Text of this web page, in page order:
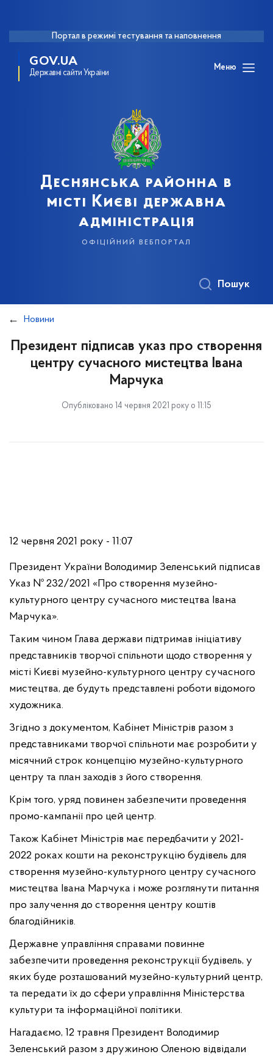
Портал в режимі тестування та наповнення
GOV.UA
Державні сайти України
Меню
Деснянська районна в
місті Києві державна
адміністрація
офіційний вебпортал
Пошук
Новини
Президент підписав указ про створення
центру сучасного мистецтва Івана
Марчука
Опубліковано 14 червня 2021 року о 11:15
12 червня 2021 року - 11:07
Президент України Володимир Зеленський підписав
Указ № 232/2021 «Про створення музейно-
культурного центру сучасного мистецтва Івана
Марчука».
Таким чином Глава держави підтримав ініціативу
представників творчої спільноти щодо створення у
місті Києві музейно-культурного центру сучасного
мистецтва, де будуть представлені роботи відомого
художника.
Згідно з документом, Кабінет Міністрів разом з
представниками творчої спільноти має розробити у
місячний строк концепцію музейно-культурного
центру та план заходів з його створення.
Крім того, уряд повинен забезпечити проведення
промо-кампанії про цей центр.
Також Кабінет Міністрів має передбачити у 2021-
2022 роках кошти на реконструкцію будівель для
створення музейно-культурного центру сучасного
мистецтва Івана Марчука і може розглянути питання
про залучення до створення центру коштів
благодійників.
Державне управління справами повинне
забезпечити проведення реконструкції будівель, у
яких буде розташований музейно-культурний центр,
та передати їх до сфери управління Міністерства
культури та інформаційної політики.
Нагадаємо, 12 травня Президент Володимир
Зеленський разом з дружиною Оленою відвідали